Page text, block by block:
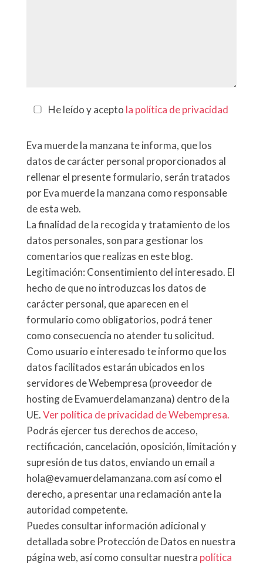
He leído y acepto la política de privacidad
Eva muerde la manzana te informa, que los
datos de carácter personal proporcionados al
rellenar el presente formulario, serán tratados
por Eva muerde la manzana como responsable
de esta web.
La finalidad de la recogida y tratamiento de los
datos personales, son para gestionar los
comentarios que realizas en este blog.
Legitimación: Consentimiento del interesado. El
hecho de que no introduzcas los datos de
carácter personal, que aparecen en el
formulario como obligatorios, podrá tener
como consecuencia no atender tu solicitud.
Como usuario e interesado te informo que los
datos facilitados estarán ubicados en los
servidores de Webempresa (proveedor de
hosting de Evamuerdelamanzana) dentro de la
UE.Ver política de privacidad de Webempresa.
Podrás ejercer tus derechos de acceso,
rectificación, cancelación, oposición, limitación y
supresión de tus datos, enviando un email a
hola@evamuerdelamanzana.com así como el
derecho, a presentar una reclamación ante la
autoridad competente.
Puedes consultar información adicional y
detallada sobre Protección de Datos en nuestra
página web, así como consultar nuestra política